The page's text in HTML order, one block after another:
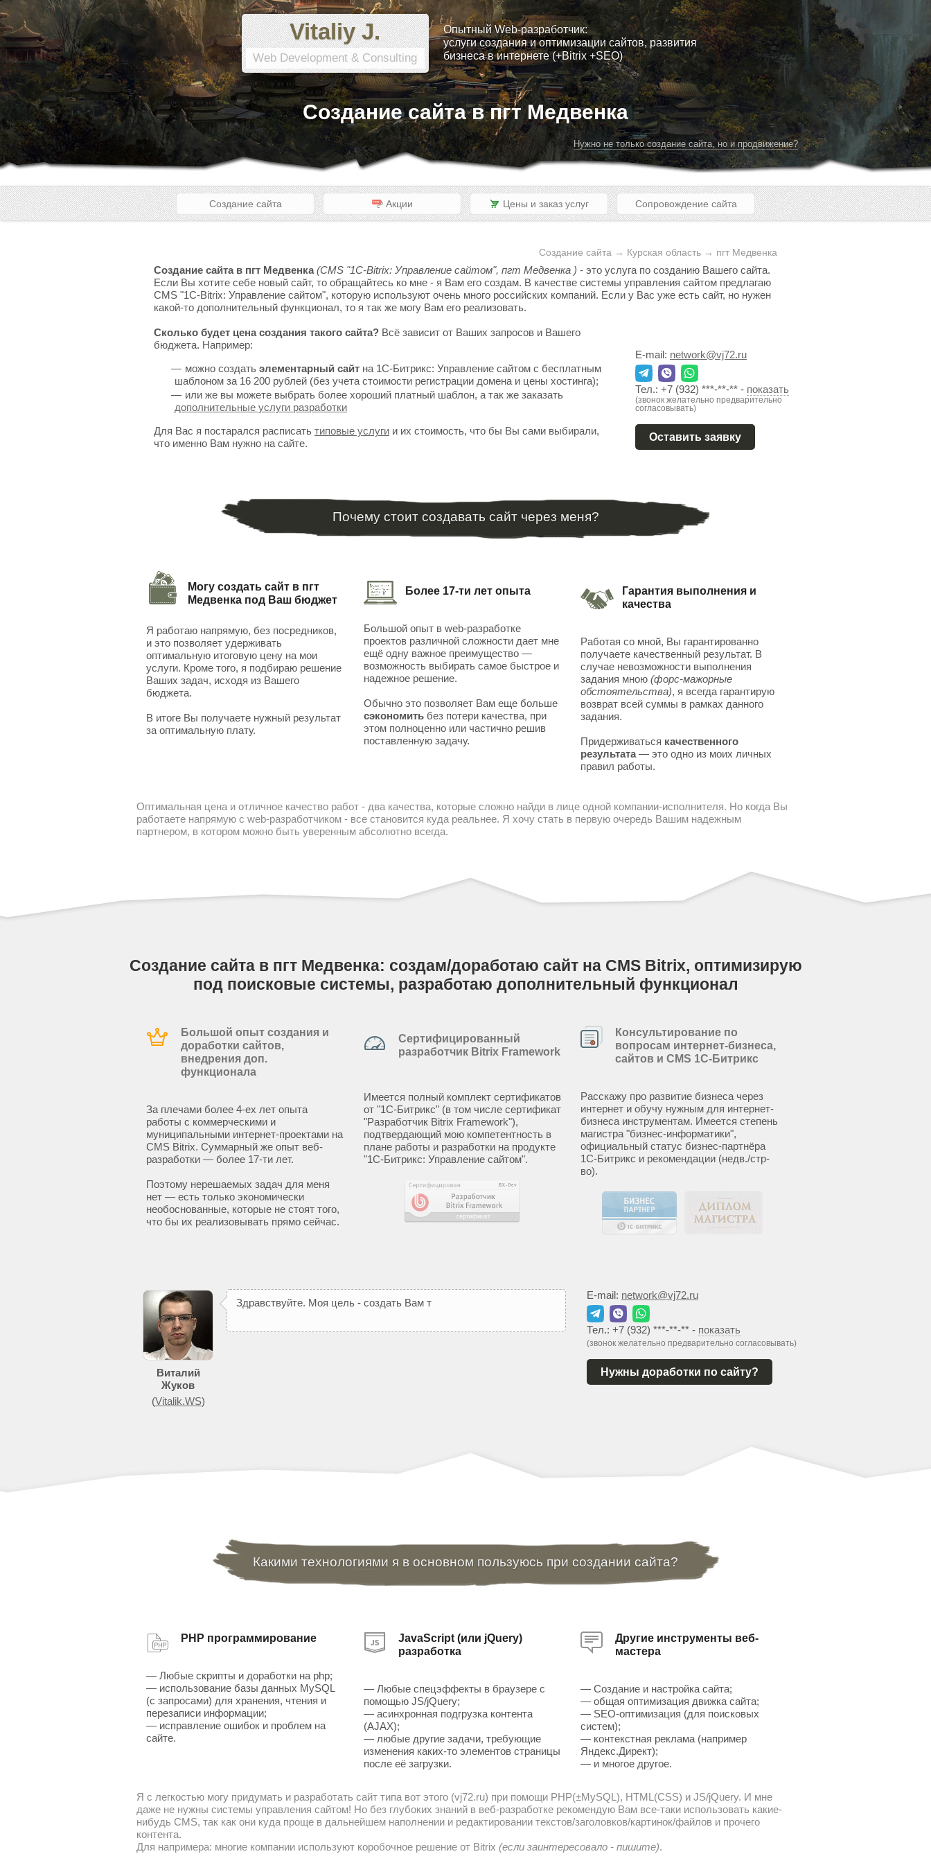
Vitaliy J.
Web Development & Consulting
Опытный Web-разработчик:
услуги создания и оптимизации сайтов, развития
бизнеса в интернете (+Bitrix +SEO)
Создание сайта в пгт Медвенка
Нужно не только создание сайта, но и продвижение?
Создание сайта Акции Цены и заказ услуг Сопровождение сайта
Создание сайта → Курская область → пгт Медвенка
Создание сайта в пгт Медвенка (CMS "1C-Bitrix: Управление сайтом", пгт Медвенка ) - это услуга по созданию Вашего сайта.
Если Вы хотите себе новый сайт, то обращайтесь ко мне - я Вам его создам. В качестве системы управления сайтом предлагаю
CMS "1C-Bitrix: Управление сайтом", которую используют очень много российских компаний. Если у Вас уже есть сайт, но нужен
какой-то дополнительный функционал, то я так же могу Вам его реализовать.
Сколько будет цена создания такого сайта? Всё зависит от Ваших запросов и Вашего
бюджета. Например:
можно создать элементарный сайт на 1С-Битрикс: Управление сайтом с бесплатным
шаблоном за 16 200 рублей (без учета стоимости регистрации домена и цены хостинга);
или же вы можете выбрать более хороший платный шаблон, а так же заказать
дополнительные услуги разработки
Для Вас я постарался расписать типовые услуги и их стоимость, что бы Вы сами выбирали,
что именно Вам нужно на сайте.
E-mail: network@vj72.ru
Тел.: +7 (932) ***-**-** - показать
(звонок желательно предварительно
согласовывать)
Оставить заявку
Почему стоит создавать сайт через меня?
Могу создать сайт в пгт
Медвенка под Ваш бюджет
Я работаю напрямую, без посредников,
и это позволяет удерживать
оптимальную итоговую цену на мои
услуги. Кроме того, я подбираю решение
Ваших задач, исходя из Вашего
бюджета.
В итоге Вы получаете нужный результат
за оптимальную плату.
Более 17-ти лет опыта
Большой опыт в web-разработке
проектов различной сложности дает мне
ещё одну важное преимущество —
возможность выбирать самое быстрое и
надежное решение.
Обычно это позволяет Вам еще больше
сэкономитьбез потери качества, при
этом полноценно или частично решив
поставленную задачу.
Гарантия выполнения и
качества
Работая со мной, Вы гарантированно
получаете качественный результат. В
случае невозможности выполнения
задания мною(форс-мажорные
обстоятельства), я всегда гарантирую
возврат всей суммы в рамках данного
задания.
Придерживаться качественного
результата— это одно из моих личных
правил работы.
Оптимальная цена и отличное качество работ - два качества, которые сложно найди в лице одной компании-исполнителя. Но когда Вы
работаете напрямую с web-разработчиком - все становится куда реальнее. Я хочу стать в первую очередь Вашим надежным
партнером, в котором можно быть уверенным абсолютно всегда.
Создание сайта в пгт Медвенка: создам/доработаю сайт на CMS Bitrix, оптимизирую
под поисковые системы, разработаю дополнительный функционал
Большой опыт создания и
доработки сайтов,
внедрения доп.
функционала
За плечами более 4-ех лет опыта
работы с коммерческими и
муниципальными интернет-проектами на
CMS Bitrix. Суммарный же опыт веб-
разработки — более 17-ти лет.
Поэтому нерешаемых задач для меня
нет — есть только экономически
необоснованные, которые не стоят того,
что бы их реализовывать прямо сейчас.
Сертифицированный
разработчик Bitrix Framework
Имеется полный комплект сертификатов
от "1С-Битрикс" (в том числе сертификат
"Разработчик Bitrix Framework"),
подтвердающий мою компетентность в
плане работы и разработки на продукте
"1С-Битрикс: Управление сайтом".
Консультирование по
вопросам интернет-бизнеса,
сайтов и CMS 1С-Битрикс
Расскажу про развитие бизнеса через
интернет и обучу нужным для интернет-
бизнеса инструментам. Имеется степень
магистра "бизнес-информатики",
официальный статус бизнес-партнёра
1С-Битрикс и рекомендации (недв./стр-
во).
Виталий
Жуков
(Vitalik.WS)
Здравствуйте. Моя цель - создать Вам т
E-mail: network@vj72.ru
Тел.: +7 (932) ***-**-** - показать
(звонок желательно предварительно согласовывать)
Нужны доработки по сайту?
Какими технологиями я в основном пользуюсь при создании сайта?
PHP программирование
— Любые скрипты и доработки на php;
— использование базы данных MySQL
(с запросами) для хранения, чтения и
перезаписи информации;
— исправление ошибок и проблем на
сайте.
JavaScript (или jQuery)
разработка
— Любые спецэффекты в браузере с
помощью JS/jQuery;
— асинхронная подгрузка контента
(AJAX);
— любые другие задачи, требующие
изменения каких-то элементов страницы
после её загрузки.
Другие инструменты веб-
мастера
— Создание и настройка сайта;
— общая оптимизация движка сайта;
— SEO-оптимизация (для поисковых
систем);
— контекстная реклама (например
Яндекс.Директ);
— и многое другое.
Я с легкостью могу придумать и разработать сайт типа вот этого (vj72.ru) при помощи PHP(±MySQL), HTML(CSS) и JS/jQuery. И мне
даже не нужны системы управления сайтом! Но без глубоких знаний в веб-разработке рекомендую Вам все-таки использовать какие-
нибудь CMS, так как они куда проще в дальнейшем наполнении и редактировании текстов/заголовков/картинок/файлов и прочего
контента.
Для напримера: многие компании используют коробочное решение от Bitrix (если заинтересовало - пишите).